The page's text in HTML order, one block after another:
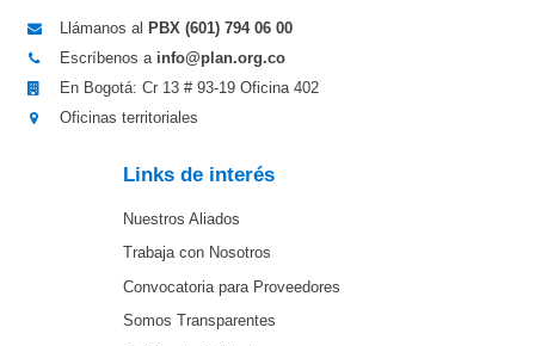
Llámanos al PBX (601) 794 06 00
Escríbenos a info@plan.org.co
En Bogotá: Cr 13 # 93-19 Oficina 402
Oficinas territoriales
Links de interés
Nuestros Aliados
Trabaja con Nosotros
Convocatoria para Proveedores
Somos Transparentes